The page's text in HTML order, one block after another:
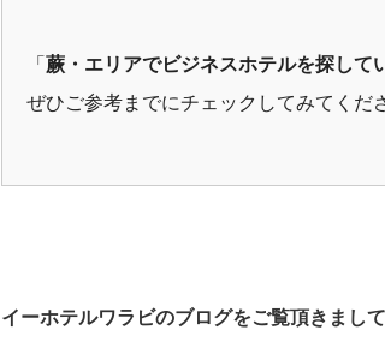
「 蕨・エリアでビジネスホテルを探して
ぜひご参考までにチェックしてみてくだ
イーホテルワラビのブログをご覧頂きまし